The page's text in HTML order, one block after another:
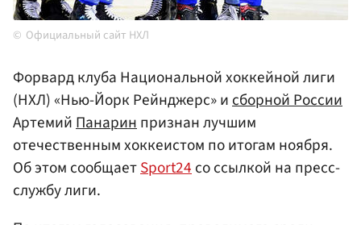
Официальный сайт НХЛ
Форвард клуба Национальной хоккейной лиги
(НХЛ) «Нью-Йорк Рейнджерс» исборной России
АртемийПанаринпризнан лучшим
отечественным хоккеистом по итогам ноября.
Об этом сообщаетSport24со ссылкой на пресс-
службу лиги.